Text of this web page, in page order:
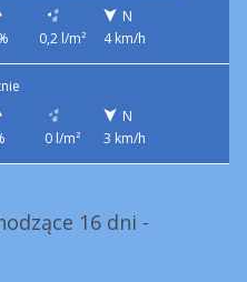
0,2 l/m²
N
4 km/h
0 l/m²
N
3 km/h
16 dni -